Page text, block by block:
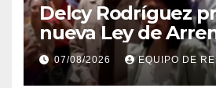
Delcy Rodríguez
nueva Ley de
para atender a
damnificadas
07/08/2026 EQUIPO DE